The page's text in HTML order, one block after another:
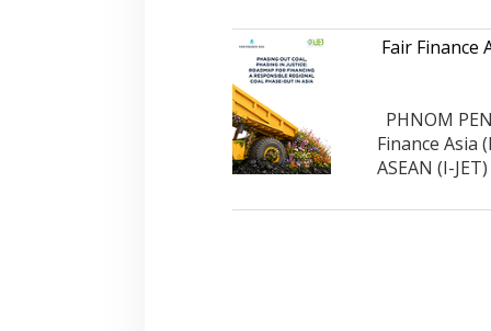
Fair Finance
PHNOM
Finance Asia
ASEAN (I-